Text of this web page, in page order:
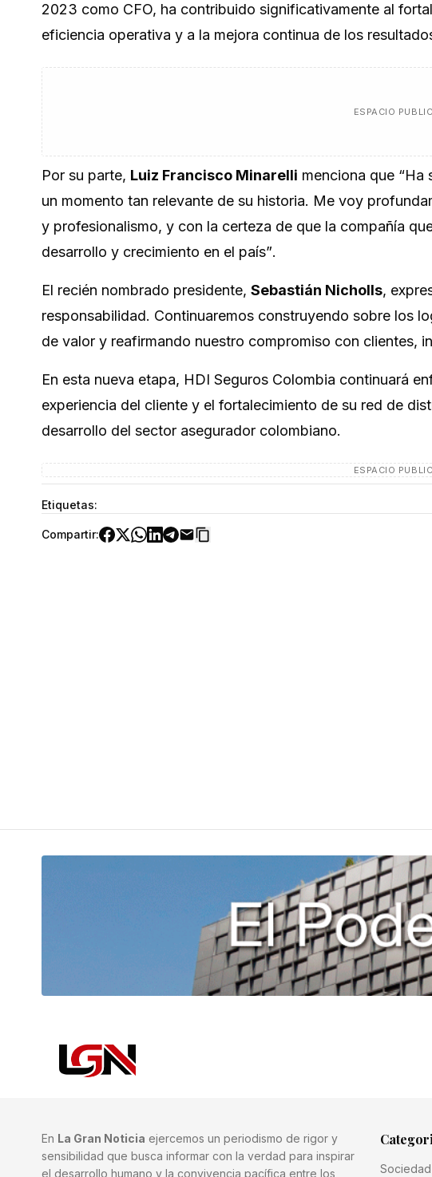
2023 como CFO, ha contribuido significativamente al
eficiencia operativa y a la mejora continua de los
ESPACIO
Por su parte, Luiz Francisco Minarelli menciona que “Ha
un momento tan relevante de su historia. Me voy
y profesionalismo, y con la certeza de que la compañía
desarrollo y crecimiento en el país”.
El recién nombrado presidente, Sebastián Nicholls,
responsabilidad. Continuaremos construyendo sobre los
de valor y reafirmando nuestro compromiso con clientes,
En esta nueva etapa, HDI Seguros Colombia continuará
experiencia del cliente y el fortalecimiento de su red de
desarrollo del sector asegurador colombiano.
ESPACIO
Etiquetas:
Compartir:
En La Gran Noticia ejercemos un periodismo de rigor y
sensibilidad que busca informar con la verdad para inspirar
el desarrollo humano y la convivencia pacífica entre los
Sociedad